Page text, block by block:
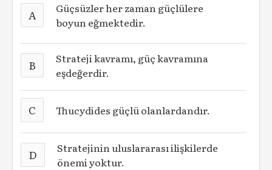
A
Güçsüzler her zaman güçlülere
boyun eğmektedir.
B
Strateji kavramı, güç kavramına
eşdeğerdir.
C Thucydides güçlü olanlardandır.
D
Stratejinin uluslararası ilişkilerde
önemi yoktur.